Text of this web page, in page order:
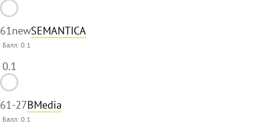
61newSEMANTICA
Балл:0.1
0.1
61-27BMedia
Балл:0.1